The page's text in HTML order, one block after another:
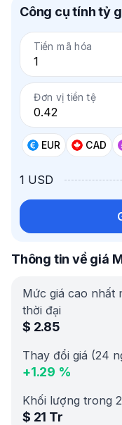
Công cụ tính tỷ
Tiền mã hóa
Đơn vị tiền tệ
EUR CAD
1 USD
Thông tin về giá
Mức giá cao nhất
thời đại
$ 2.85
Thay đổi giá (24
+1.29 %
Khối lượng trong
$ 21 Tr